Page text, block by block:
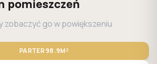
pomieszczeń
zobaczyć go w powiększeniu
PARTER98.9M²